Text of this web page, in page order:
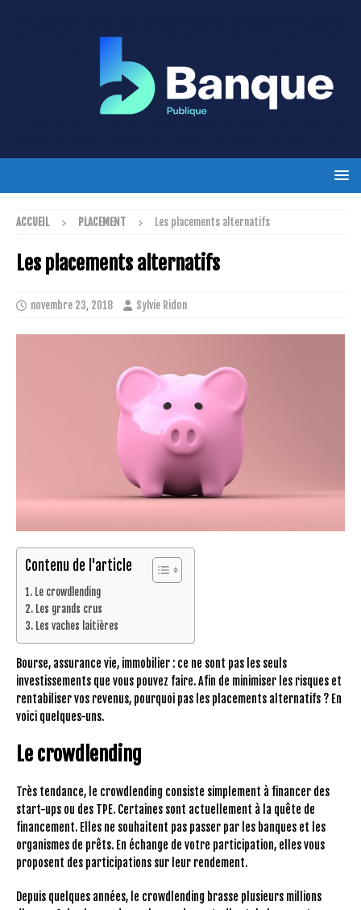
ACCUEIL PLACEMENT Les placements alternatifs
Les placements alternatifs
novembre 23, 2018 Sylvie Ridon
Contenu de l'article
Le crowdlending
Les grands crus
Les vaches laitières
Bourse, assurance vie, immobilier : ce ne sont pas les seuls
investissements que vous pouvez faire. Afin de minimiser les risques et
rentabiliser vos revenus, pourquoi pas les placements alternatifs ? En
voici quelques-uns.
Le crowdlending
Très tendance, le crowdlending consiste simplement à financer des
start-ups ou des TPE. Certaines sont actuellement à la quête de
financement. Elles ne souhaitent pas passer par les banques et les
organismes de prêts. En échange de votre participation, elles vous
proposent des participations sur leur rendement.
Depuis quelques années, le crowdlending brasse plusieurs millions